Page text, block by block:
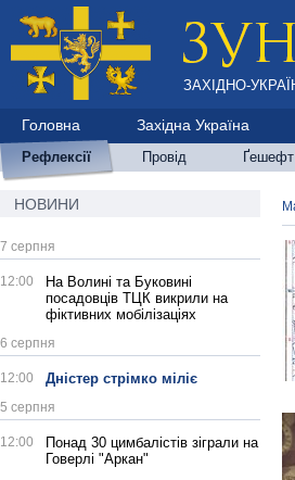
ЗАХІДНО-
Головна Західна Україна
Рефлексії Провід Ґешефт
НОВИНИ
7 серпня
12:00
На Волині та Буковині
посадовців ТЦК викрили на
фіктивних мобілізаціях
6 серпня
12:00 Дністер стрімко міліє
5 серпня
12:00
Понад 30 цимбалістів зіграли на
Говерлі "Аркан"